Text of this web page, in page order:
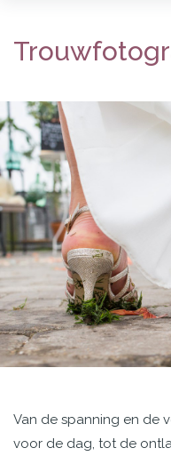
Van de spanning en de
voor de dag, tot de